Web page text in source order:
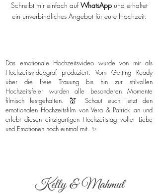
Schreibt mir einfach aufWhatsAppund erhaltet
ein unverbindliches Angebot für eure Hochzeit.
Das emotionale Hochzeitsvideo wurde von mir als
Hochzeitsvideograf produziert. Vom Getting Ready
über die freie Trauung bis hin zur stilvollen
Hochzeitsfeier wurden alle besonderen Momente
filmisch festgehalten. 💒 Schaut euch jetzt den
emotionalen Hochzeitsfilm von Vera & Patrick an und
erlebt diesen einzigartigen Hochzeitstag voller Liebe
und Emotionen noch einmal mit. ✨
Kelly & Mahmut